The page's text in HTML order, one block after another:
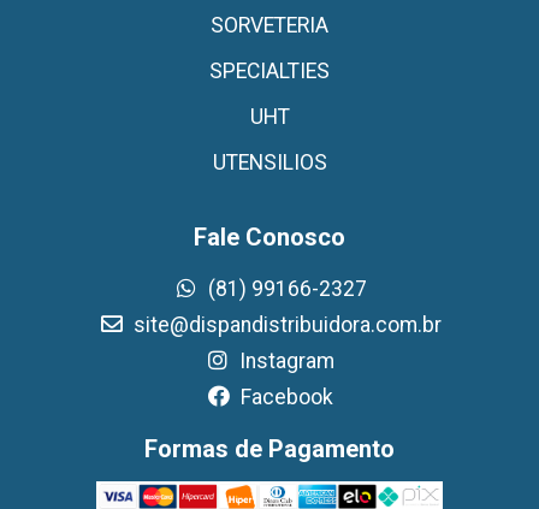
SORVETERIA
SPECIALTIES
UHT
UTENSILIOS
Fale Conosco
(81) 99166-2327
site@dispandistribuidora.com.br
Instagram
Facebook
Formas de Pagamento